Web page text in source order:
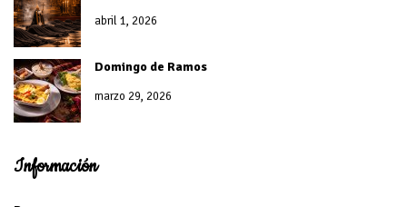
abril 1, 2026
Domingo de Ramos
marzo 29, 2026
Información